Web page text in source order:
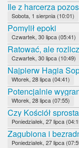
Ile z harcerza
Sobota, 1 sierpnia (10:01)
Pomylił epoki
Czwartek, 30 lipca (05:41)
Ratować, ale
Czwartek, 30 lipca (10:49)
Najpierw Hagia
Wtorek, 28 lipca (04:41)
Potencjalnie
Wtorek, 28 lipca (07:55)
Czy Kościół
Poniedziałek, 27 lipca
Zagubiona i
Poniedziałek, 27 lipca